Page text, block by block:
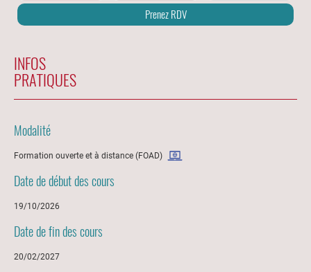
Prenez RDV
INFOS
PRATIQUES
Modalité
Formation ouverte et à distance (FOAD)
Date de début des cours
19/10/2026
Date de fin des cours
20/02/2027